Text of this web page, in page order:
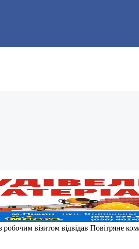
візитом відвідав Повітряне